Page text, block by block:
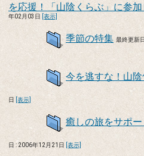
を応援！「山陰くらぶ」に参
年02月03日
[表示]
季節の特集 最終更新
今を逃すな！山陰
日 [表示]
癒しの旅をサポ
日 : 2006年12月21日 [表示]